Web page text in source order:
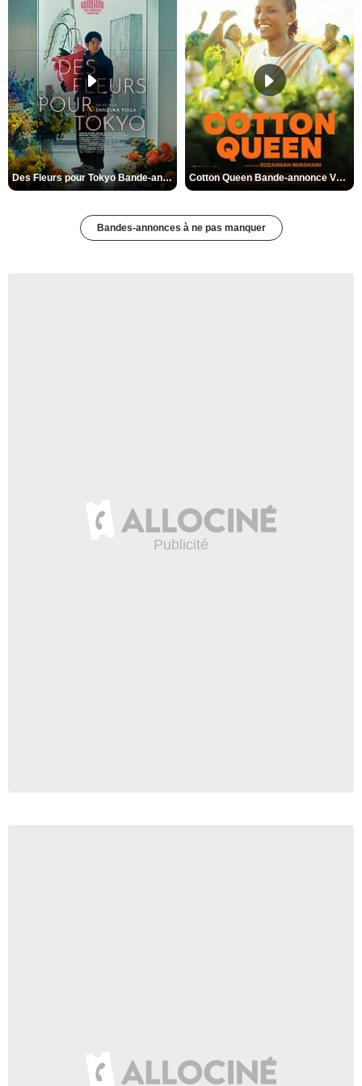
Des Fleurs pour Tokyo Bande-annonce VO STFR Cotton Queen Bande-annonce VO STFR
Bandes-annonces à ne pas manquer